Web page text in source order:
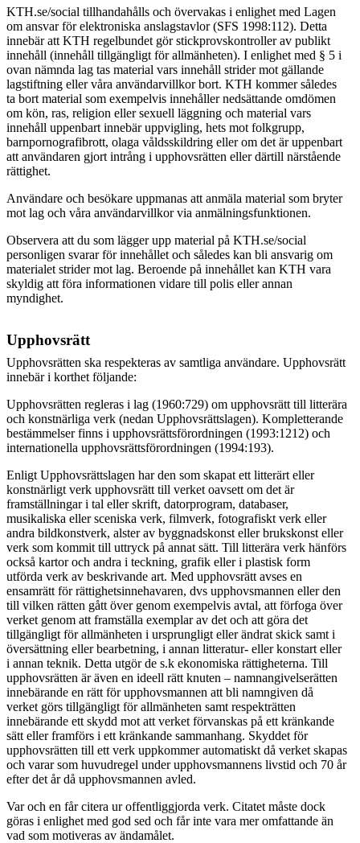
KTH.se/social tillhandahålls och övervakas i enlighet med Lagen
om ansvar för elektroniska anslagstavlor (SFS 1998:112). Detta
innebär att KTH regelbundet gör stickprovskontroller av publikt
innehåll (innehåll tillgängligt för allmänheten). I enlighet med § 5 i
ovan nämnda lag tas material vars innehåll strider mot gällande
lagstiftning eller våra användarvillkor bort. KTH kommer således
ta bort material som exempelvis innehåller nedsättande omdömen
om kön, ras, religion eller sexuell läggning och material vars
innehåll uppenbart innebär uppvigling, hets mot folkgrupp,
barnpornografibrott, olaga våldsskildring eller om det är uppenbart
att användaren gjort intrång i upphovsrätten eller därtill närstående
rättighet.
Användare och besökare uppmanas att anmäla material som bryter
mot lag och våra användarvillkor via anmälningsfunktionen.
Observera att du som lägger upp material på KTH.se/social
personligen svarar för innehållet och således kan bli ansvarig om
materialet strider mot lag. Beroende på innehållet kan KTH vara
skyldig att föra informationen vidare till polis eller annan
myndighet.
Upphovsrätt
Upphovsrätten ska respekteras av samtliga användare. Upphovsrätt
innebär i korthet följande:
Upphovsrätten regleras i lag (1960:729) om upphovsrätt till litterära
och konstnärliga verk (nedan Upphovsrättslagen). Kompletterande
bestämmelser finns i upphovsrättsförordningen (1993:1212) och
internationella upphovsrättsförordningen (1994:193).
Enligt Upphovsrättslagen har den som skapat ett litterärt eller
konstnärligt verk upphovsrätt till verket oavsett om det är
framställningar i tal eller skrift, datorprogram, databaser,
musikaliska eller sceniska verk, filmverk, fotografiskt verk eller
andra bildkonstverk, alster av byggnadskonst eller brukskonst eller
verk som kommit till uttryck på annat sätt. Till litterära verk hänförs
också kartor och andra i teckning, grafik eller i plastisk form
utförda verk av beskrivande art. Med upphovsrätt avses en
ensamrätt för rättighetsinnehavaren, dvs upphovsmannen eller den
till vilken rätten gått över genom exempelvis avtal, att förfoga över
verket genom att framställa exemplar av det och att göra det
tillgängligt för allmänheten i ursprungligt eller ändrat skick samt i
översättning eller bearbetning, i annan litteratur- eller konstart eller
i annan teknik. Detta utgör de s.k ekonomiska rättigheterna. Till
upphovsrätten är även en ideell rätt knuten – namnangivelserätten
innebärande en rätt för upphovsmannen att bli namngiven då
verket görs tillgängligt för allmänheten samt respekträtten
innebärande ett skydd mot att verket förvanskas på ett kränkande
sätt eller framförs i ett kränkande sammanhang. Skyddet för
upphovsrätten till ett verk uppkommer automatiskt då verket skapas
och varar som huvudregel under upphovsmannens livstid och 70 år
efter det år då upphovsmannen avled.
Var och en får citera ur offentliggjorda verk. Citatet måste dock
göras i enlighet med god sed och får inte vara mer omfattande än
vad som motiveras av ändamålet.